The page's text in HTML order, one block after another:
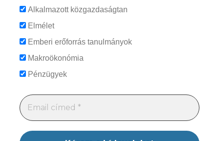
Alkalmazott közgazdaságtan
Elmélet
Emberi erőforrás tanulmányok
Makroökonómia
Pénzügyek